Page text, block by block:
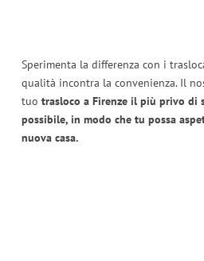
Sperimenta la differenza con i
qualità incontra la convenienza. Il
tuo trasloco a Firenze il più privo di
possibile, in modo che tu possa
nuova casa.